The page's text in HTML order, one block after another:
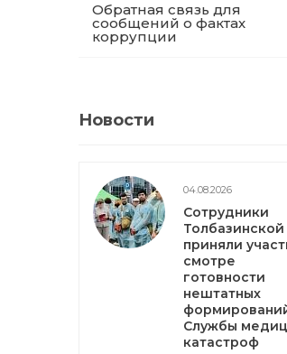
Обратная связь для
сообщений о фактах
коррупции
Новости
04.08.2026
Сотрудники
приняли
смотре
готовности
нештатных
Службы
катастроф